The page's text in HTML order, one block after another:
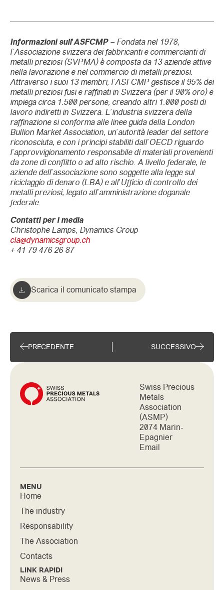
Informazioni sull’ASFCMP– Fondata nel 1978,
l’Associazione svizzera dei fabbricanti e commercianti di
metalli preziosi (SVPMA) è composta da 13 aziende attive
nella lavorazione e nel commercio di metalli preziosi.
Attraverso i suoi 13 membri, l’ASFCMP gestisce il 95% dei
metalli preziosi fusi e raffinati in Svizzera (per il 90% oro) e
impiega circa 1.500 persone, creando altri 1.000 posti di
lavoro indiretti in Svizzera. L’industria svizzera della
raffinazione si conforma alle linee guida della London
Bullion Market Association, un’autorità leader del settore
riconosciuta, e con i principi stabiliti dall’OECD riguardo
l’approvvigionamento responsabile di materiali provenienti
da zone di conflitto o ad alto rischio. A livello federale, le
aziende dell’associazione sono soggette alla legge sul
riciclaggio di denaro (LBA) e all’Ufficio di controllo dei
metalli preziosi, legato all’amministrazione doganale
federale.
Contatti per i media
Christophe Lamps, Dynamics Group
cla@dynamicsgroup.ch
+ 41 79 476 26 87
Scarica il comunicato stampa
PRECEDENTE SUCCESSIVO
Swiss Precious
Metals
Association
(ASMP)
2074 Marin-
Epagnier
Email
MENU
Home
The industry
Responsability
The Association
Contacts
LINK RAPIDI
News & Press